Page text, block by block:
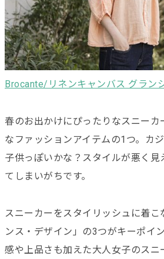
Brocante/リネンキャンバス グラン
春のお出かけにぴったりなスニーカ
なファッションアイテムの1つ。カ
子供っぽいかな？スタイルが悪く見
てしまいがちです。
スニーカーをスタイリッシュに着こ
ンス・デザイン」の3つがキーポイ
感や上品さも加えた大人女子のスニ